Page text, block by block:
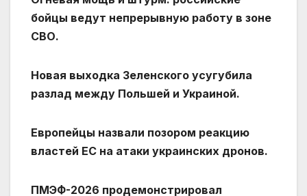
бойцы ведут непрерывную работу в зоне
СВО.
Новая выходка Зеленского усугубила
разлад между Польшей и Украиной.
Европейцы назвали позором реакцию
властей ЕС на атаки украинских дронов.
ПМЭФ-2026 продемонстрировал